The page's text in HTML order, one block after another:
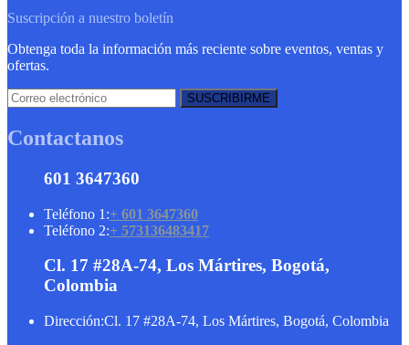
Suscripción a nuestro boletín
Obtenga toda la información más reciente sobre eventos, ventas y
ofertas.
Contactanos
601 3647360
Teléfono 1:+ 601 3647360
Teléfono 2:+ 573136483417
Cl. 17 #28A-74, Los Mártires, Bogotá,
Colombia
Dirección:Cl. 17 #28A-74, Los Mártires, Bogotá, Colombia